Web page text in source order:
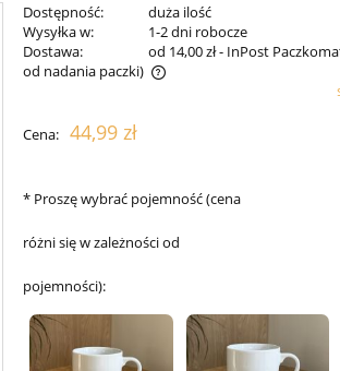
Dostępność:
duża ilość
Wysyłka w:
1-2 dni robocze
Dostawa:
od 14,00 zł- InPost
od nadania paczki)
kosztów
Cena: 44,99 zł
* Proszę wybrać pojemność (cena
różni się w zależności od
pojemności):